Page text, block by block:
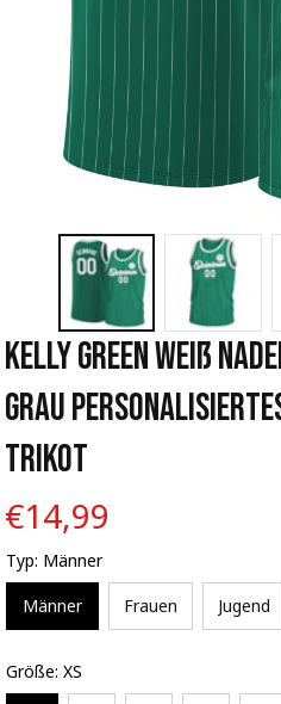
Kelly Green Weiß
Grau
Trikot
€14,99
Typ: Männer
Männer Frauen Jugend
Größe: XS